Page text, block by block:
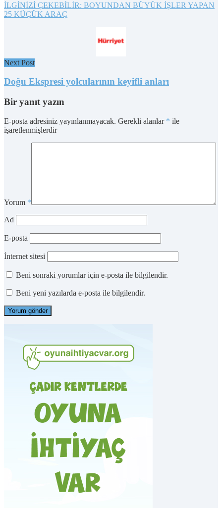
İLGİNİZİ ÇEKEBİLİR: BOYUNDAN BÜYÜK İŞLER YAPAN
25 KÜÇÜK ARAÇ
Next Post
Doğu Ekspresi yolcularının keyifli anları
Bir yanıt yazın
E-posta adresiniz yayınlanmayacak. Gerekli alanlar * ile
işaretlenmişlerdir
Yorum *
Ad
E-posta
İnternet sitesi
Beni sonraki yorumlar için e-posta ile bilgilendir.
Beni yeni yazılarda e-posta ile bilgilendir.